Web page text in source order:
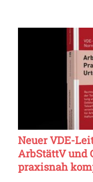
Neuer VDE-
ArbStättV und
praxisnah